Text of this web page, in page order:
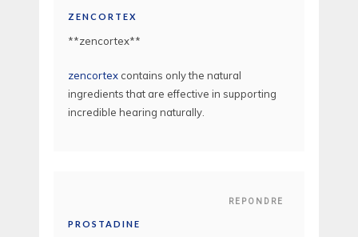
ZENCORTEX
**zencortex**
zencortex contains only the natural
ingredients that are effective in supporting
incredible hearing naturally.
REPONDRE
PROSTADINE